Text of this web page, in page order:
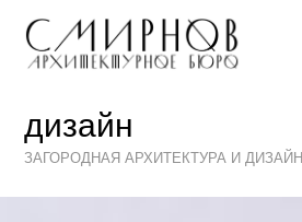
дизайн
ЗАГОРОДНАЯ АРХИТЕКТУРА И ДИЗАЙН